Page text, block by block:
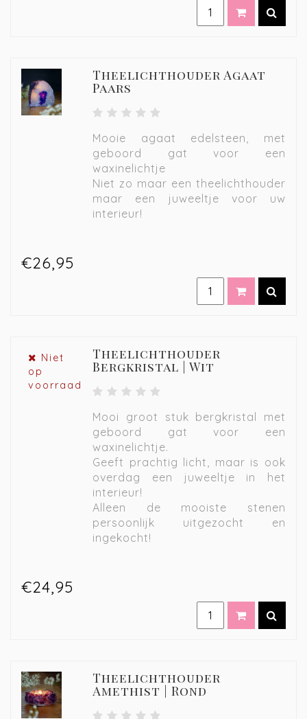
Theelichthouder Agaat
Paars
Mooie agaat edelsteen, met
geboord gat voor een
waxinelichtje
Niet zo maar een theelichthouder
maar een juweeltje voor uw
interieur!
€26,95
Niet
op
voorraad
Theelichthouder
Bergkristal | Wit
Mooi groot stuk bergkristal met
geboord gat voor een
waxinelichtje.
Geeft prachtig licht, maar is ook
overdag een juweeltje in het
interieur!
Alleen de mooiste stenen
persoonlijk uitgezocht en
ingekocht!
€24,95
Theelichthouder
Amethist | Rond